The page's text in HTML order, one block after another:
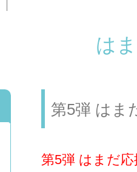
は
第5弾 はま
第5弾 はまだ